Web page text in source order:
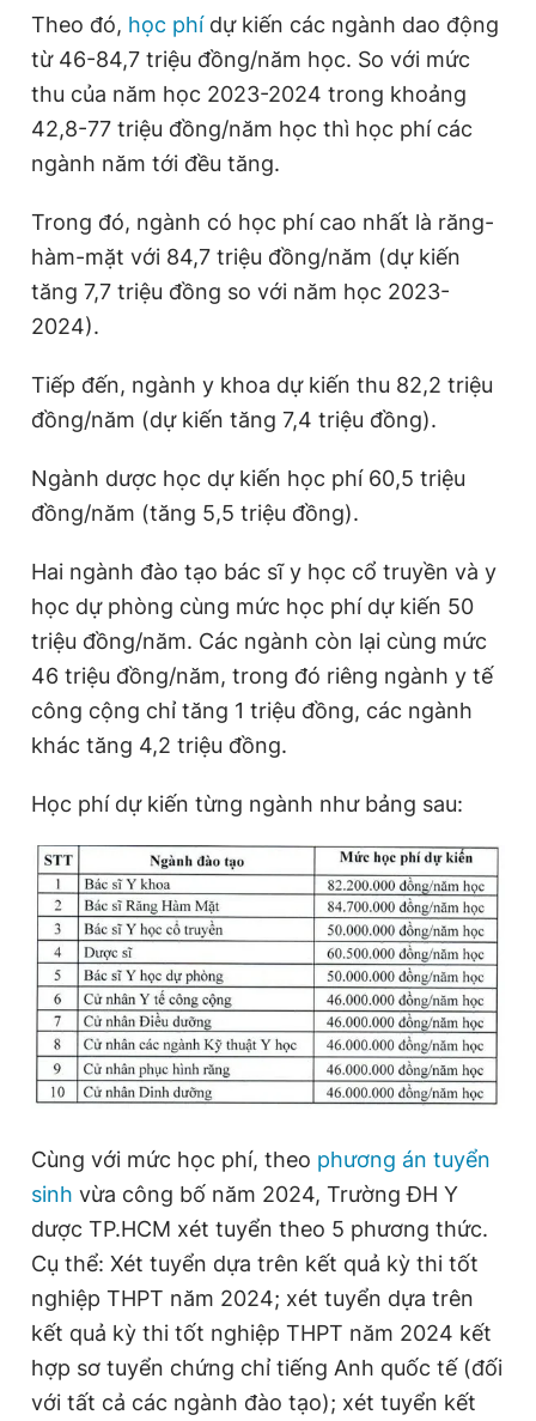
Phó tổng biên tập thường trực: Hải Thành
Phó tổng biên tập: Lâm Hiếu Dũng
Phó tổng biên tập: Trần Việt Hưng
Tổng thư ký tòa soạn: Đức Trung
Giấy phép xuất bản số 110/GP - BTTTT cấp ngày 24.3.2020
© 2003-2026 Bản quyền thuộc về Báo Thanh Niên. Cấm sao
chép dưới mọi hình thức nếu không có sự chấp thuận bằng văn
bản. Phát triển bởi ePi Technologies, JSC.
Theo đó, học phídự kiến các ngành dao động
từ 46-84,7 triệu đồng/năm học. So với mức
thu của năm học 2023-2024 trong khoảng
42,8-77 triệu đồng/năm học thì học phí các
ngành năm tới đều tăng.
Trong đó, ngành có học phí cao nhất là răng-
hàm-mặt với 84,7 triệu đồng/năm (dự kiến
tăng 7,7 triệu đồng so với năm học 2023-
2024).
Tiếp đến, ngành y khoa dự kiến thu 82,2 triệu
đồng/năm (dự kiến tăng 7,4 triệu đồng).
Ngành dược học dự kiến học phí 60,5 triệu
đồng/năm (tăng 5,5 triệu đồng).
Hai ngành đào tạo bác sĩ y học cổ truyền và y
học dự phòng cùng mức học phí dự kiến 50
triệu đồng/năm. Các ngành còn lại cùng mức
46 triệu đồng/năm, trong đó riêng ngành y tế
công cộng chỉ tăng 1 triệu đồng, các ngành
khác tăng 4,2 triệu đồng.
Học phí dự kiến từng ngành như bảng sau:
Cùng với mức học phí, theo phương án tuyển
sinh vừa công bố năm 2024, Trường ĐH Y
dược TP.HCM xét tuyển theo 5 phương thức.
Cụ thể: Xét tuyển dựa trên kết quả kỳ thi tốt
nghiệp THPT năm 2024; xét tuyển dựa trên
kết quả kỳ thi tốt nghiệp THPT năm 2024 kết
hợp sơ tuyển chứng chỉ tiếng Anh quốc tế (đối
với tất cả các ngành đào tạo); xét tuyển kết